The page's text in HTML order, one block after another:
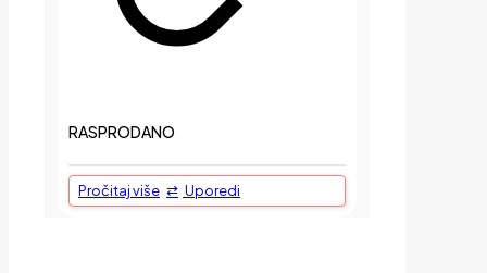
RASPRODANO
Pročitaj više Uporedi